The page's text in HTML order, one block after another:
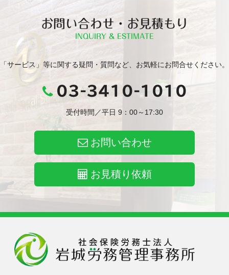
お問い合わせ・お見積もり
INQUIRY & ESTIMATE
「サービス」等に関する疑問・質問など、お気軽にお問合せください。
03-3410-1010
受付時間／平日 9：00～17:30
お問い合わせ
お見積り依頼